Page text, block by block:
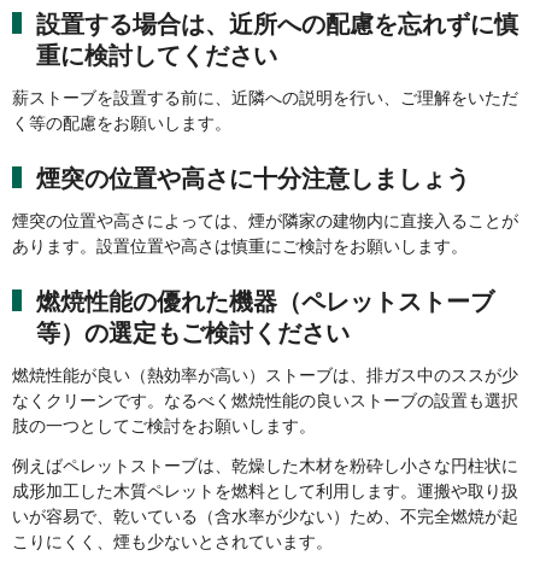
設置する場合は、近所への配慮を忘れずに慎
重に検討してください
薪ストーブを設置する前に、近隣への説明を行い、ご理解をいただ
く等の配慮をお願いします。
煙突の位置や高さに十分注意しましょう
煙突の位置や高さによっては、煙が隣家の建物内に直接入ることが
あります。設置位置や高さは慎重にご検討をお願いします。
燃焼性能の優れた機器（ペレットストーブ
等）の選定もご検討ください
燃焼性能が良い（熱効率が高い）ストーブは、排ガス中のススが少
なくクリーンです。なるべく燃焼性能の良いストーブの設置も選択
肢の一つとしてご検討をお願いします。
例えばペレットストーブは、乾燥した木材を粉砕し小さな円柱状に
成形加工した木質ペレットを燃料として利用します。運搬や取り扱
いが容易で、乾いている（含水率が少ない）ため、不完全燃焼が起
こりにくく、煙も少ないとされています。